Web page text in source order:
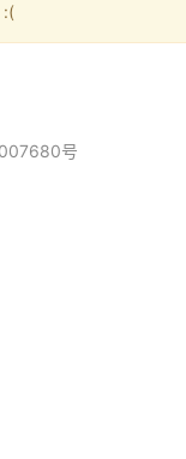
:(
号